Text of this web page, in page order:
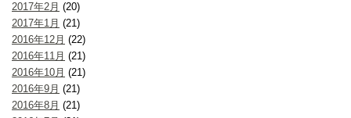
2017年2月 (20)
2017年1月 (21)
2016年12月 (22)
2016年11月 (21)
2016年10月 (21)
2016年9月 (21)
2016年8月 (21)